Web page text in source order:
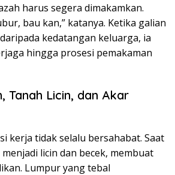
harus segera dimakamkan.
bau kan,” katanya. Ketika galian
kedatangan keluarga, ia
hingga prosesi pemakaman
Tanah Licin, dan Akar
kerja tidak selalu bersahabat. Saat
licin dan becek, membuat
Lumpur yang tebal